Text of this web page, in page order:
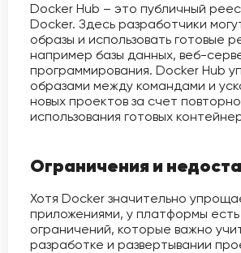
Docker Hub – это публичный
Docker. Здесь разработчики
образы и использовать готовые
например базы данных, веб-
программирования. Docker Hub
образами между командами и
новых проектов за счет
использования готовых
Ограничения и
Хотя Docker значительно
приложениями, у платформы
ограничений, которые важно
разработке и развертывании